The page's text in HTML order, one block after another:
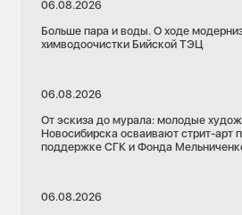
06.08.2026
Больше пара и воды. О ходе
химводоочистки Бийской ТЭЦ
06.08.2026
От эскиза до мурала: молодые
Новосибирска осваивают стрит-арт
поддержке СГК и Фонда
06.08.2026